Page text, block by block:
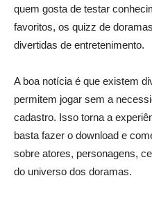
quem gosta de testar
favoritos, os quizz de
divertidas de entretenimento.
A boa notícia é que existem
permitem jogar sem a
cadastro. Isso torna a
basta fazer o download e
sobre atores, personagens,
do universo dos doramas.